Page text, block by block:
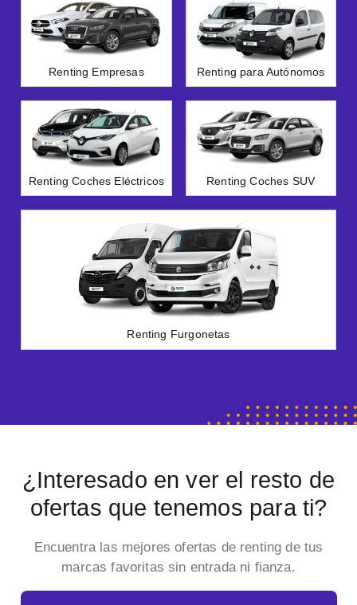
Renting Empresas Renting para Autónomos
Renting Coches Eléctricos Renting Coches SUV
Renting Furgonetas
¿Interesado en ver el resto de
ofertas que tenemos para ti?
Encuentra las mejores ofertas de renting de tus
marcas favoritas sin entrada ni fianza.